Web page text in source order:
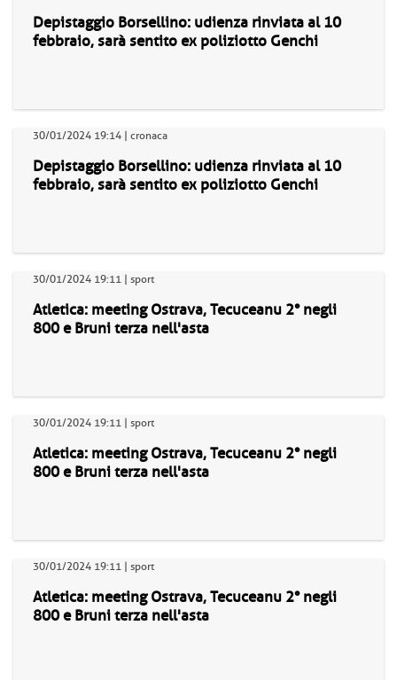
Depistaggio Borsellino: udienza rinviata al 10
febbraio, sarà sentito ex poliziotto Genchi
30/01/2024 19:14 | cronaca
Depistaggio Borsellino: udienza rinviata al 10
febbraio, sarà sentito ex poliziotto Genchi
30/01/2024 19:11 | sport
Atletica: meeting Ostrava, Tecuceanu 2° negli
800 e Bruni terza nell'asta
30/01/2024 19:11 | sport
Atletica: meeting Ostrava, Tecuceanu 2° negli
800 e Bruni terza nell'asta
30/01/2024 19:11 | sport
Atletica: meeting Ostrava, Tecuceanu 2° negli
800 e Bruni terza nell'asta